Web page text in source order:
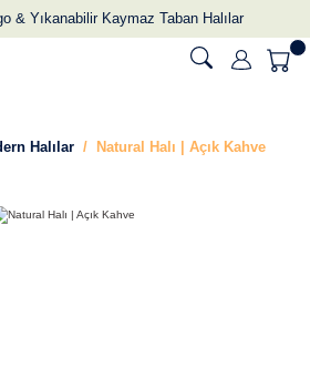
& Yıkanabilir Kaymaz Taban Halılar
Halılar Natural Halı | Açık Kahve